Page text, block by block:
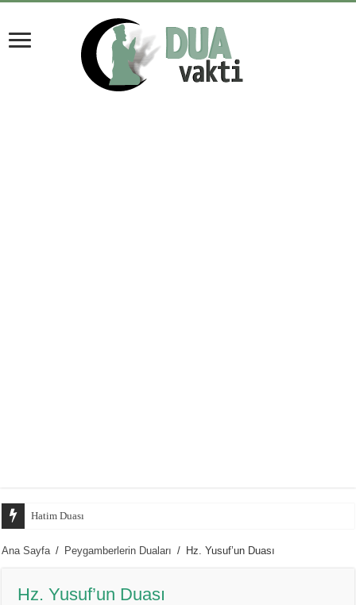
Hatim Duası
Namazdan Sonra Okunacak Dualar
Ana Sayfa / Peygamberlerin Duaları / Hz. Yusuf’un Duası
Hz. Yusuf’un Duası